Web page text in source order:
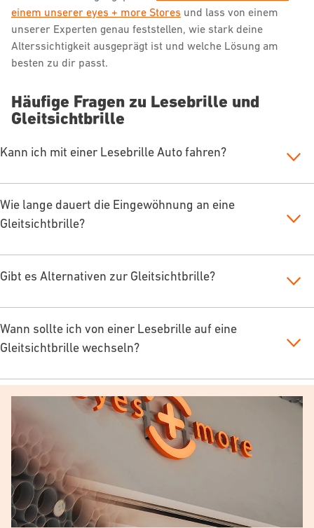
einem unserer eyes + more Stores und lass von einem
unserer Experten genau feststellen, wie stark deine
Alterssichtigkeit ausgeprägt ist und welche Lösung am
besten zu dir passt.
Häufige Fragen zu Lesebrille und
Gleitsichtbrille
Kann ich mit einer Lesebrille Auto fahren?
Wie lange dauert die Eingewöhnung an eine
Gleitsichtbrille?
Gibt es Alternativen zur Gleitsichtbrille?
Wann sollte ich von einer Lesebrille auf eine
Gleitsichtbrille wechseln?